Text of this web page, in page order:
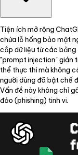
Tiện ích mở rộng
chứa lỗ hổng bảo mật
cắp dữ liệu từ các
"prompt injection" gián
thể thực thi mà không
người dùng đã bật chế
Vấn đề này không chỉ
đảo (phishing) tinh vi.